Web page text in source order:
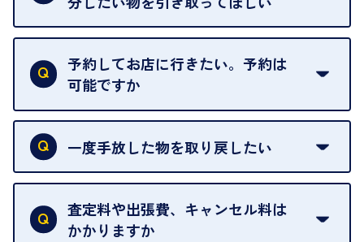
再販不可能な物は、場合によってはお断りすること
がございます。ご了承ください。
予約してお店に行きたい。予約は
可能ですか
申し訳ありませんが、現在はご来店の予約は承って
おりません。
を整えておりますので、お好きな時にお越しくださ
い。
お急ぎの場合はスタッフに一言お声がけください。
一度手放した物を取り戻したい
当店は質店ではありませんので、買い取ったお品物
は基本的に販売へと回されます。買い戻しはできま
せんので、ご了承ください。
査定料や出張費、キャンセル料は
かかりますか